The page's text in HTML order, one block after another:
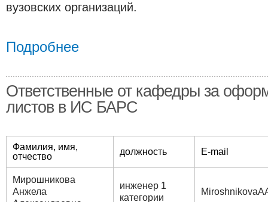
вузовских организаций.
Подробнее
Ответственные от кафедры за
листов в ИС БАРС
Фамилия, имя,
отчество
должность E-mail
Мирошникова
Анжела
инж​​енер 1
категории